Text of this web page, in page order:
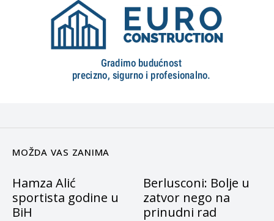
MOŽDA VAS ZANIMA
Hamza Alić
sportista godine u
BiH
Berlusconi: Bolje u
zatvor nego na
prinudni rad